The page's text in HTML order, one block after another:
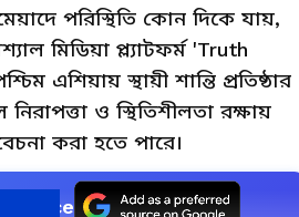
পরিস্থিতি কোন দিকে যায়,
মিডিয়া প্ল্যাটফর্ম 'Truth
এশিয়ায় স্থায়ী শান্তি প্রতিষ্ঠার
ও স্থিতিশীলতা রক্ষায়
করা হতে পারে।